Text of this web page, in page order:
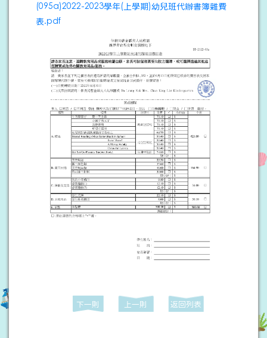
(095a)2022-2023學年(上學期)幼兒班代辦書簿雜費
表.pdf
下一則 上一則 返回列表